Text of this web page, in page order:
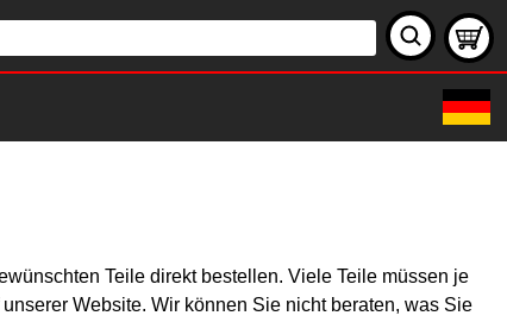
Teile direkt bestellen. Viele Teile müssen je
Website. Wir können Sie nicht beraten, was Sie